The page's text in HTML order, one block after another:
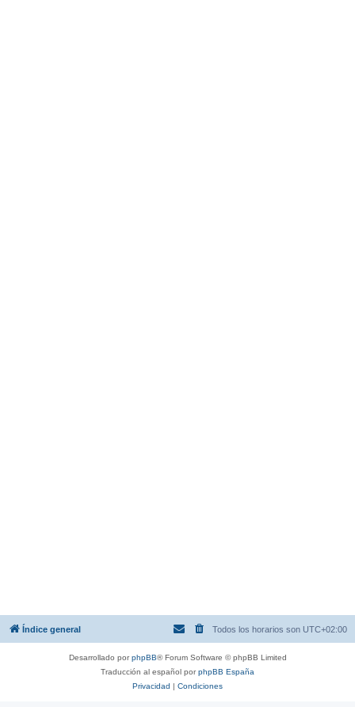
Índice general Todos los horarios son UTC+02:00
Desarrollado porphpBB® Forum Software © phpBB Limited
Traducción al español porphpBB España
Privacidad | Condiciones